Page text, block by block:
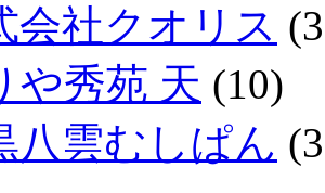
会社クオリス
や秀苑 天 (10)
八雲むしぱん